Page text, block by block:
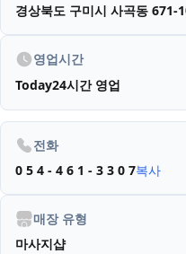
경상북도 구미시 사곡동 671-
영업시간
Today24시간 영업
전화
0 5 4 - 4 6 1 - 3 3 0 7복사
매장 유형
마사지샵